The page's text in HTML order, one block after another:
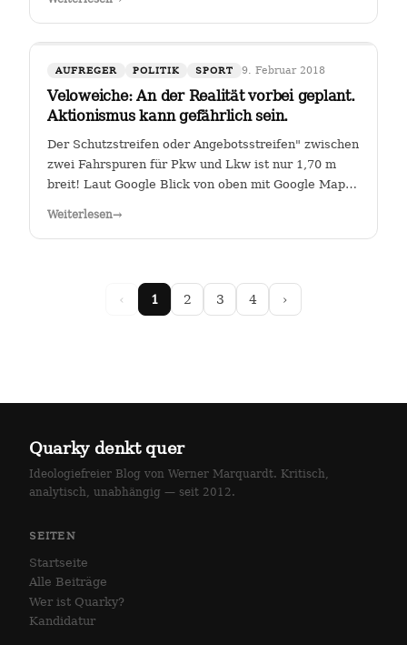
AUFREGER POLITIK SPORT 9. Februar 2018
Veloweiche: An der Realität vorbei geplant.
Aktionismus kann gefährlich sein.
Der Schutzstreifen oder Angebotsstreifen" zwischen
zwei Fahrspuren für Pkw und Lkw ist nur 1,70 m
breit! Laut Google Blick von oben mit Google Maps
Weiterlesen→
‹ 1 2 3 4 ›
Quarky denkt quer
Ideologiefreier Blog von Werner Marquardt. Kritisch,
analytisch, unabhängig — seit 2012.
SEITEN
Startseite
Alle Beiträge
Wer ist Quarky?
Kandidatur